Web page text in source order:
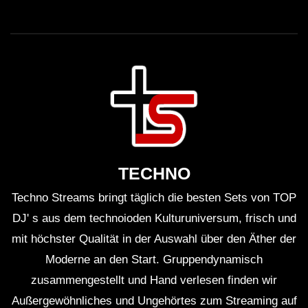
Veranstaltungen wie Sziget sind nicht mehr nur
Geschäftsmodelle, die oft den ursprünglichen Geist der
Musik vernachlässigen. Kritiker argumentieren, dass
die Vielfalt an Musik und Kunst am Festival unter dem
Druck der Markenpartnerschaften und Sponsoren
Diskussionen über die Balance zwischen Kunst und
Kommerz.
Fragen & Antworten zum DJ Set
Wie lange dauerte Ben Klocks Set auf
dem Sziget Festival?
TECHNO
Techno Streams bringt täglich die besten Sets von TOP
DJ' s aus dem technoioden Kulturuniversum, frisch und
mit höchster Qualität in der Auswahl über den Äther der
Moderne an den Start. Gruppendynamisch
zusammengestellt und Hand verlesen finden wir
Außergewöhnliches und Ungehörtes zum Streaming auf